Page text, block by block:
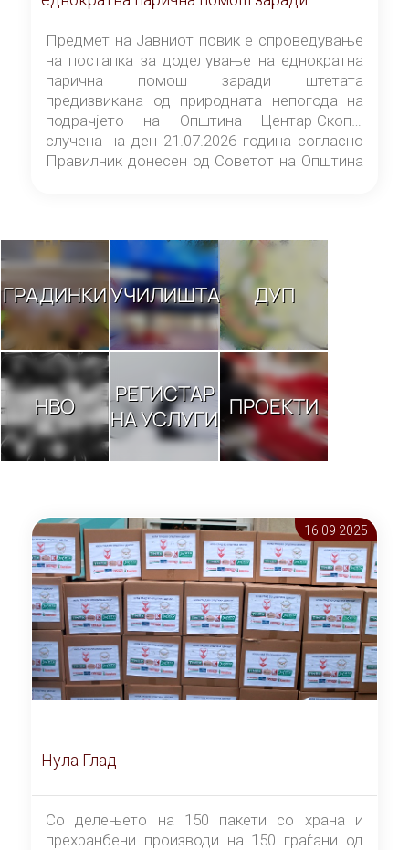
штетата предизвикана од природната
непогода на подрачјето на Општина
Центар-Скопје случена на ден 21.07.2026
година
Предмет на Јавниот повик е спроведување
на постапка за доделување на еднократна
парична помош заради штетата
предизвикана од природната непогода на
подрачјето на Општина Центар-Скопје
случена на ден 21.07.2026 година согласно
Правилник донесен од Советот на Општина
ГРАДИНКИУЧИЛИШТА ДУП
НВО
РЕГИСТАР
НА УСЛУГИ ПРОЕКТИ
16.09 2025
Нула Глад
Со делењето на 150 пакети со храна и
прехранбени производи на 150 граѓани од